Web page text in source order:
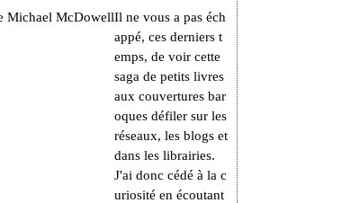
Il ne vous a pas éch
appé, ces derniers t
emps, de voir cette
saga de petits livres
aux couvertures bar
oques défiler sur les
réseaux, les blogs et
dans les librairies.
J'ai donc cédé à la c
uriosité en écoutant